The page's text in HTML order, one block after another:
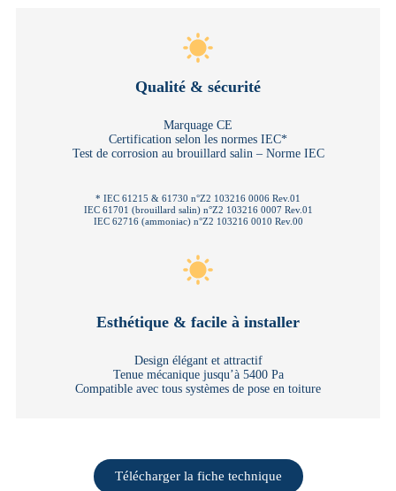
Qualité & sécurité
Marquage CE
Certification selon les normes IEC*
Test de corrosion au brouillard salin – Norme IEC
* IEC 61215 & 61730 n°Z2 103216 0006 Rev.01
IEC 61701 (brouillard salin) n°Z2 103216 0007 Rev.01
IEC 62716 (ammoniac) n°Z2 103216 0010 Rev.00
Esthétique & facile à installer
Design élégant et attractif
Tenue mécanique jusqu’à 5400 Pa
Compatible avec tous systèmes de pose en toiture
Télécharger la fiche technique